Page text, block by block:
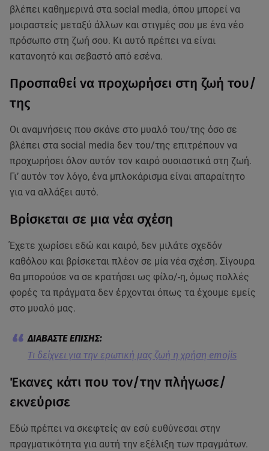
βλέπει καθημερινά στα social media, όπου μπορεί να
μοιραστείς μεταξύ άλλων και στιγμές σου με ένα νέο
πρόσωπο στη ζωή σου. Κι αυτό πρέπει να είναι
κατανοητό και σεβαστό από εσένα.
Προσπαθεί να προχωρήσει στη ζωή του/
της
Οι αναμνήσεις που σκάνε στο μυαλό του/της όσο σε
βλέπει στα social media δεν του/της επιτρέπουν να
προχωρήσει όλον αυτόν τον καιρό ουσιαστικά στη ζωή.
Γι’ αυτόν τον λόγο, ένα μπλοκάρισμα είναι απαραίτητο
για να αλλάξει αυτό.
Βρίσκεται σε μια νέα σχέση
Έχετε χωρίσει εδώ και καιρό, δεν μιλάτε σχεδόν
καθόλου και βρίσκεται πλέον σε μία νέα σχέση. Σίγουρα
θα μπορούσε να σε κρατήσει ως φίλο/-η, όμως πολλές
φορές τα πράγματα δεν έρχονται όπως τα έχουμε εμείς
στο μυαλό μας.
Tι δείχνει για την ερωτική μας ζωή η χρήση emojis
Έκανες κάτι που τον/την πλήγωσε/
εκνεύρισε
Εδώ πρέπει να σκεφτείς αν εσύ ευθύνεσαι στην
πραγματικότητα για αυτή την εξέλιξη των πραγμάτων.